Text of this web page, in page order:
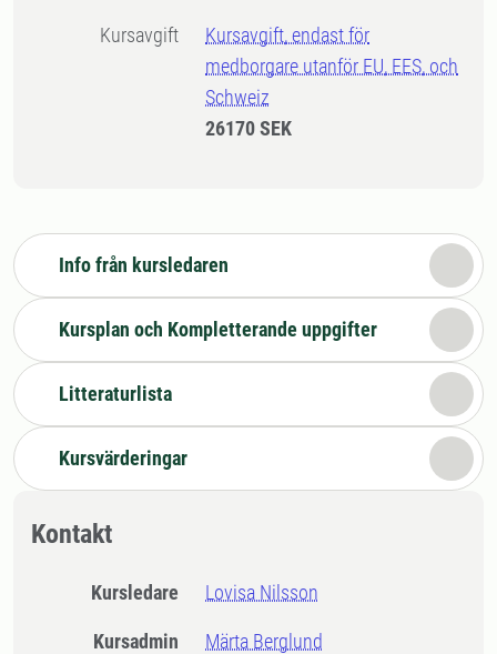
Kursavgift
Kursavgift, endast för
medborgare utanför EU, EES, och
Schweiz
26170 SEK
Info från kursledaren
Kursplan och Kompletterande uppgifter
Litteraturlista
Kursvärderingar
Kontakt
Kursledare Lovisa Nilsson
Kursadmin Märta Berglund